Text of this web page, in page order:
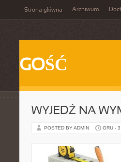
Strona główna Archiwum
GOŚĆ
WYJEDŹ NA
POSTED BY ADMIN GRU -